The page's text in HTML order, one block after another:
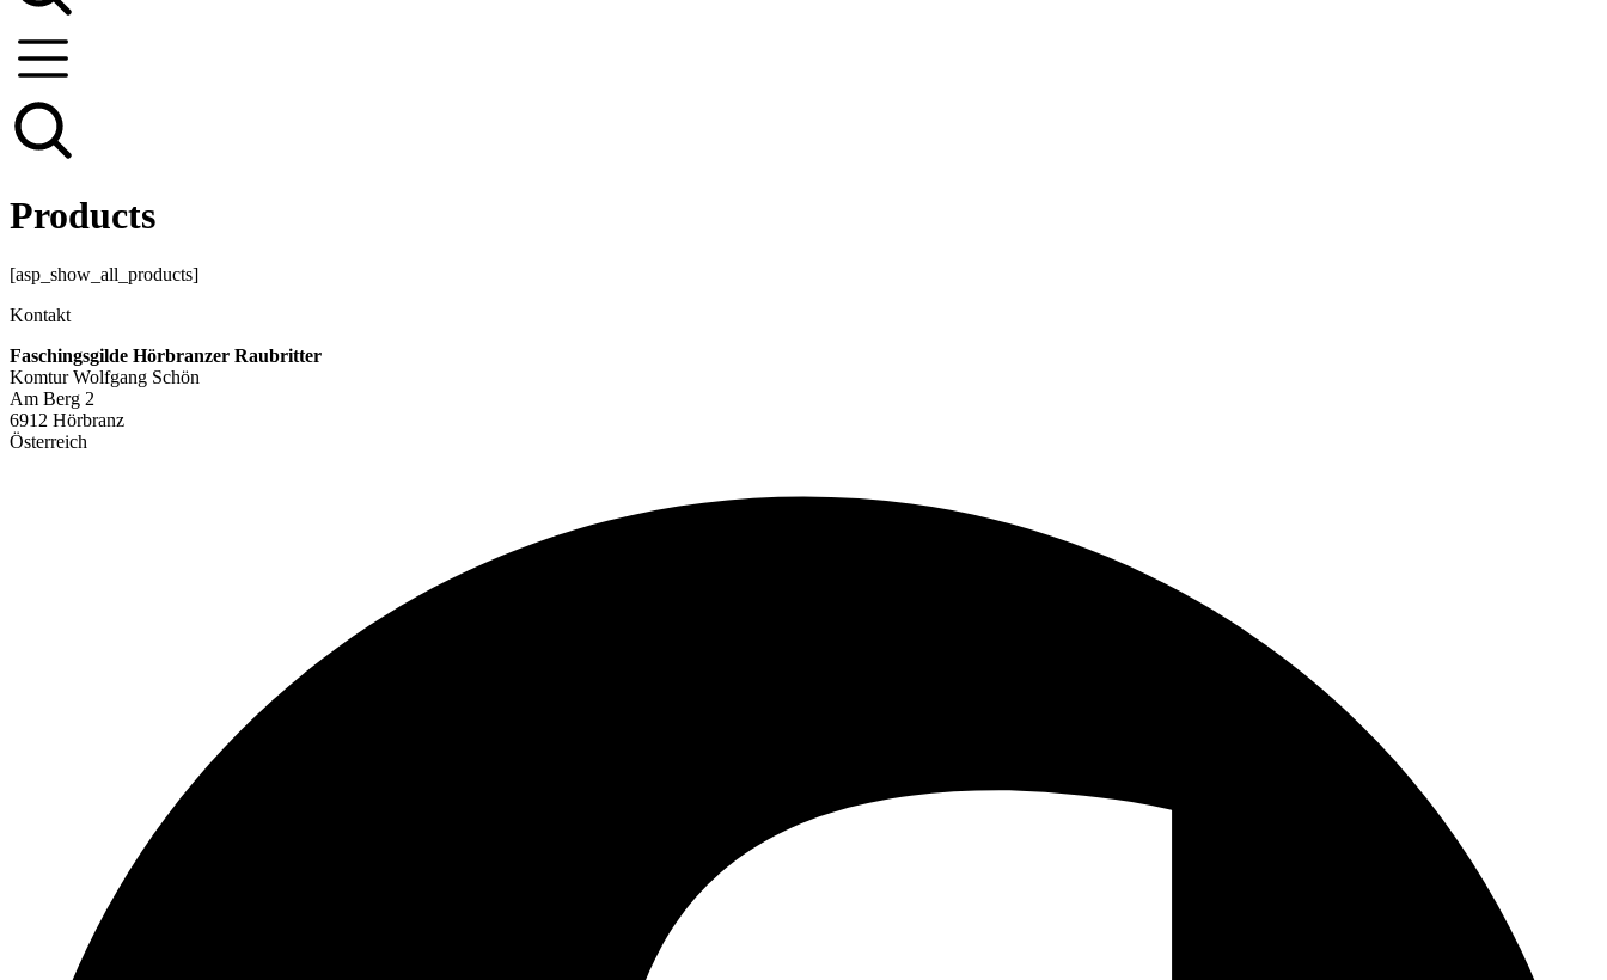
Products
[asp_show_all_products]
Kontakt
Faschingsgilde Hörbranzer Raubritter
Komtur Wolfgang Schön
Am Berg 2
6912 Hörbranz
Österreich